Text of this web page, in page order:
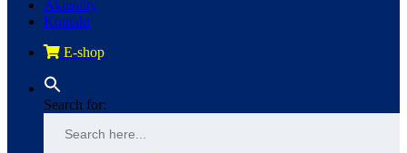
Aktuality
Kontakt
E-shop
Search for: